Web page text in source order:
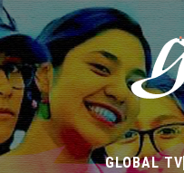
GLOBAL TV